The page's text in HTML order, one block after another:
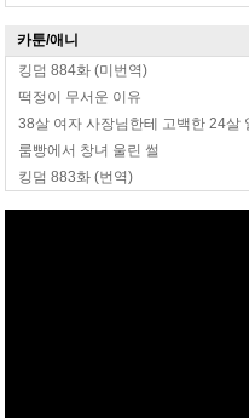
카툰/애니
킹덤 884화 (미번역)
떡정이 무서운 이유
38살 여자 사장님한테 고백한 24살
룸빵에서 창녀 울린 썰
킹덤 883화 (번역)